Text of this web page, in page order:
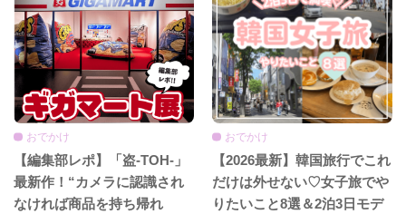
おでかけ
【編集部レポ】「盗-TOH-」
最新作！“カメラに認識され
なければ商品を持ち帰れ
おでかけ
【2026最新】韓国旅行でこれ
だけは外せない♡女子旅でや
りたいこと8選＆2泊3日モデ